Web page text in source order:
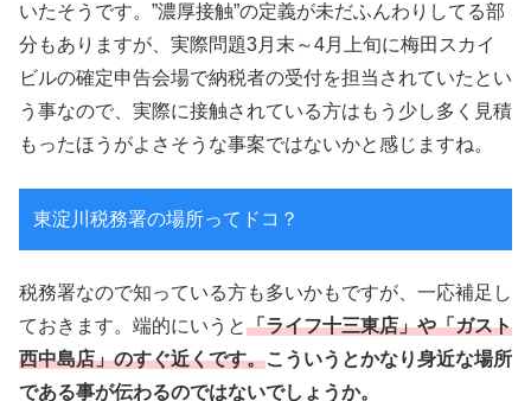
いたそうです。”濃厚接触”の定義が未だふんわりしてる部
分もありますが、実際問題3月末～4月上旬に梅田スカイ
ビルの確定申告会場で納税者の受付を担当されていたとい
う事なので、実際に接触されている方はもう少し多く見積
もったほうがよさそうな事案ではないかと感じますね。
東淀川税務署の場所ってドコ？
税務署なので知っている方も多いかもですが、一応補足し
ておきます。端的にいうと「ライフ十三東店」や「ガスト
西中島店」のすぐ近くです。こういうとかなり身近な場所
である事が伝わるのではないでしょうか。